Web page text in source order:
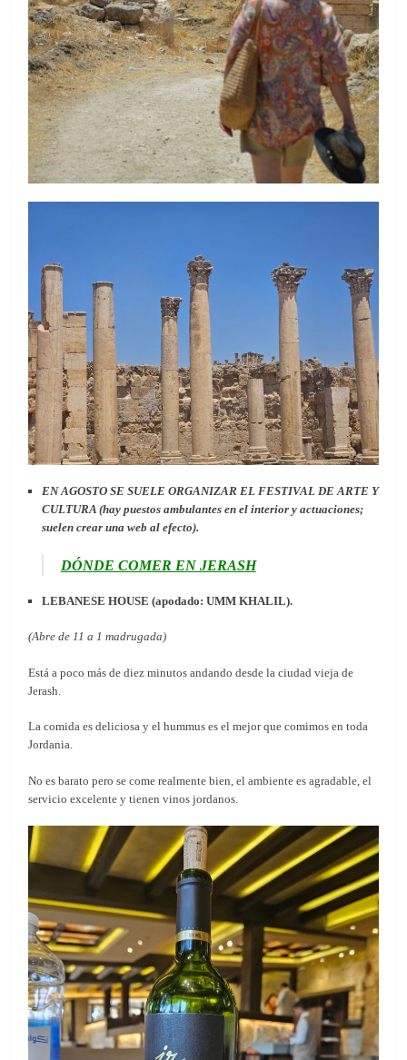
EN AGOSTO SE SUELE ORGANIZAR EL FESTIVAL DE ARTE Y
CULTURA (hay puestos ambulantes en el interior y actuaciones;
suelen crear una web al efecto).
DÓNDE COMER EN JERASH
LEBANESE HOUSE (apodado: UMM KHALIL).
(Abre de 11 a 1 madrugada)
Está a poco más de diez minutos andando desde la ciudad vieja de
Jerash.
La comida es deliciosa y el hummus es el mejor que comimos en toda
Jordania.
No es barato pero se come realmente bien, el ambiente es agradable, el
servicio excelente y tienen vinos jordanos.